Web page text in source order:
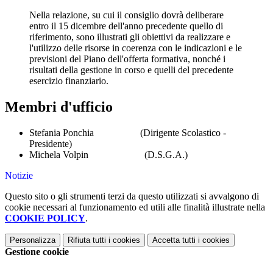
Nella relazione, su cui il consiglio dovrà deliberare
entro il 15 dicembre dell'anno precedente quello di
riferimento, sono illustrati gli obiettivi da realizzare e
l'utilizzo delle risorse in coerenza con le indicazioni e le
previsioni del Piano dell'offerta formativa, nonché i
risultati della gestione in corso e quelli del precedente
esercizio finanziario.
Membri d'ufficio
Stefania Ponchia (Dirigente Scolastico -
Presidente)
Michela Volpin (D.S.G.A.)
Notizie
Questo sito o gli strumenti terzi da questo utilizzati si avvalgono di
cookie necessari al funzionamento ed utili alle finalità illustrate nella
COOKIE POLICY.
Personalizza Rifiuta tutti i cookies Accetta tutti i cookies
Gestione cookie